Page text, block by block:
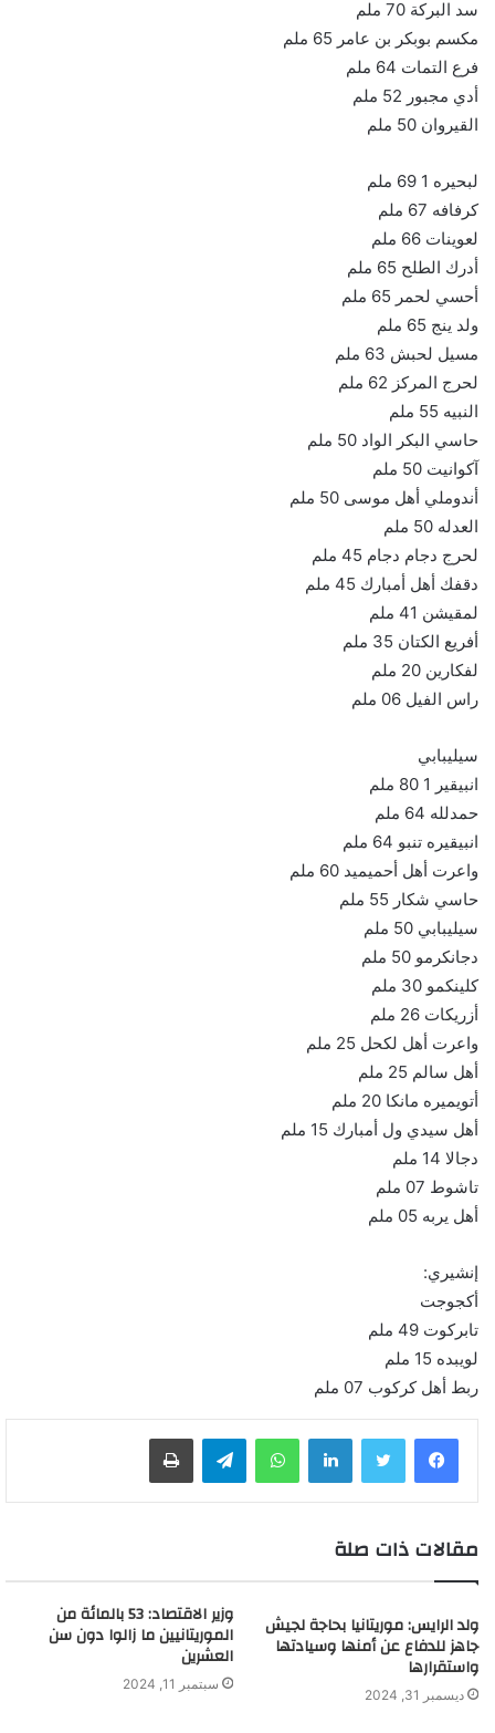
سد البركة 70 ملم
مكسم بوبكر بن عامر 65 ملم
فرع التمات 64 ملم
أدي مجبور 52 ملم
القيروان 50 ملم
لبحيره 1 69 ملم
كرفافه 67 ملم
لعوينات 66 ملم
أدرك الطلح 65 ملم
أحسي لحمر 65 ملم
ولد ينج 65 ملم
مسيل لحبش 63 ملم
لحرج المركز 62 ملم
النبيه 55 ملم
حاسي البكر الواد 50 ملم
آكوانيت 50 ملم
أندوملي أهل موسى 50 ملم
العدله 50 ملم
لحرج دجام دجام 45 ملم
دقفك أهل أمبارك 45 ملم
لمقيشن 41 ملم
أفريع الكتان 35 ملم
لفكارين 20 ملم
راس الفيل 06 ملم
سيليبابي
انبيقير 1 80 ملم
حمدلله 64 ملم
انبيقيره تنبو 64 ملم
واعرت أهل أحميميد 60 ملم
حاسي شكار 55 ملم
سيليبابي 50 ملم
دجانكرمو 50 ملم
كلينكمو 30 ملم
أزريكات 26 ملم
واعرت أهل لكحل 25 ملم
أهل سالم 25 ملم
أتويميره مانكا 20 ملم
أهل سيدي ول أمبارك 15 ملم
دجالا 14 ملم
تاشوط 07 ملم
أهل يربه 05 ملم
إنشيري:
أكجوجت
تابركوت 49 ملم
لويبده 15 ملم
ربط أهل كركوب 07 ملم
لينكدإن واتساب
مقالات ذات صلة
ولد الرايس: موريتانيا بحاجة لجيش
جاهز للدفاع عن أمنها وسيادتها
واستقرارها
ديسمبر 31, 2024
وزير الاقتصاد: 53 بالمائة من
الموريتانيين ما زالوا دون سن
العشرين
سبتمبر 11, 2024